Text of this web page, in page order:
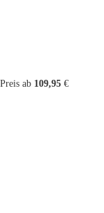
Preis ab 109,95 €